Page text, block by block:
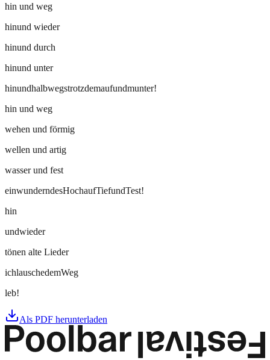
hin und weg
hinund wieder
hinund durch
hinund unter
hinundhalbwegstrotzdemaufundmunter!
hin und weg
wehen und förmig
wellen und artig
wasser und fest
einwunderndesHochaufTiefundTest!
hin
undwieder
tönen alte Lieder
ichlauschedemWeg
leb!
Als PDF herunterladen